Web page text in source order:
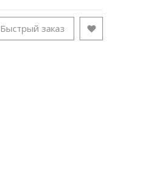
Быстрый заказ